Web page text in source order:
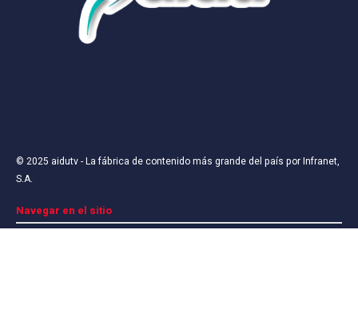
© 2025 aidutv- La fábrica de contenido más grande del país porInfranet,
S.A.
Navegar en el sitio